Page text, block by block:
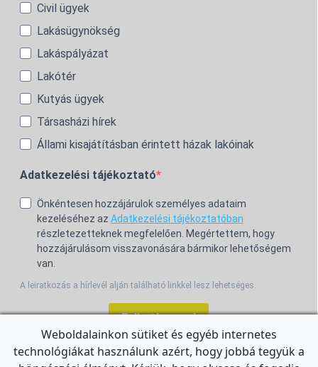
Civil ügyek
Lakásügynökség
Lakáspályázat
Lakótér
Kutyás ügyek
Társasházi hírek
Állami kisajátításban érintett házak lakóinak
Adatkezelési tájékoztató
Önkéntesen hozzájárulok személyes adataim
kezeléséhez az Adatkezelési tájékoztatóban
részletezetteknek megfelelően. Megértettem, hogy
hozzájárulásom visszavonására bármikor lehetőségem
van.
A leiratkozás a hírlevél alján található linkkel lesz lehetséges.
Feliratkozom!
Weboldalainkon sütiket és egyéb internetes
technológiákat használunk azért, hogy jobbá tegyük a